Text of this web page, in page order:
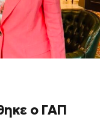
ο ΓΑΠ